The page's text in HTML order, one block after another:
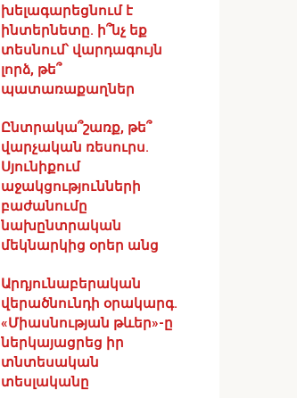
խելագարեցնում է
ինտերնետը. ի՞նչ եք
տեսնում՝ վարդագույն
լորձ, թե՞
պատառաքաղներ
Ընտրակա՞շառք, թե՞
վարչական ռեսուրս․
Սյունիքում
աջակցությունների
բաժանումը
նախընտրական
մեկնարկից օրեր անց
Արդյունաբերական
վերածնունդի օրակարգ․
«Միասնության թևեր»-ը
ներկայացրեց իր
տնտեսական
տեսլականը